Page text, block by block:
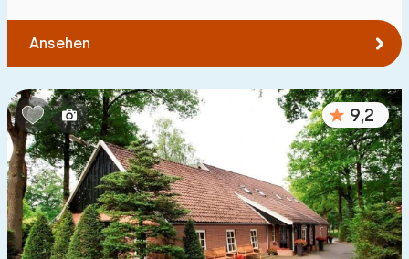
Ansehen
9,2